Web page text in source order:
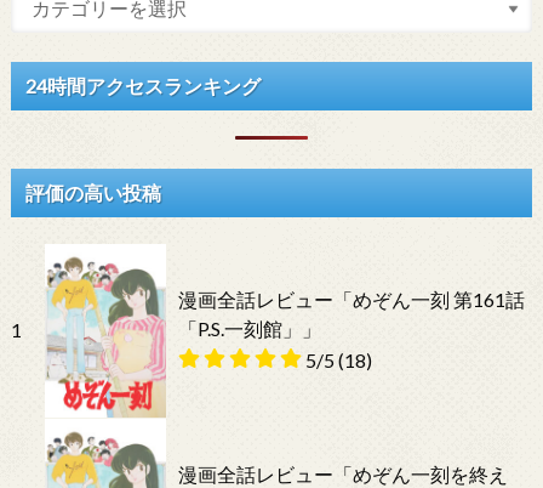
24時間アクセスランキング
評価の高い投稿
1
漫画全話レビュー「めぞん一刻 第161話
「P.S.一刻館」」
5/5(18)
漫画全話レビュー「めぞん一刻を終え